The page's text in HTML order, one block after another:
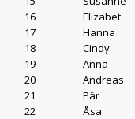
16
Elizabet
17
Hanna
18
Cindy
19
Anna
20
Andreas
21
Pär
22
Åsa